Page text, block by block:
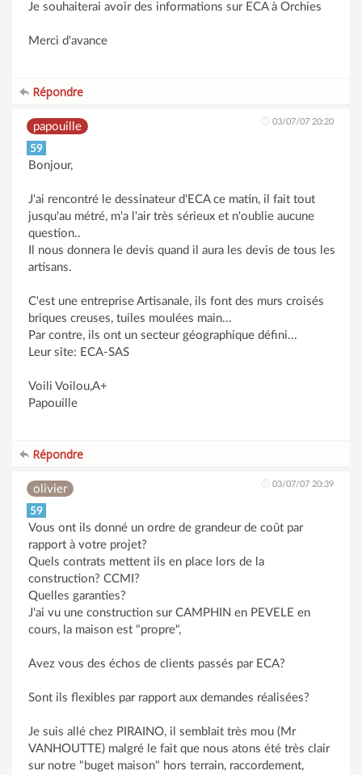
Je souhaiterai avoir des informations sur ECA à Orchies
Merci d'avance
Répondre
papouille 03/07/07 20:20
59
Bonjour,
J'ai rencontré le dessinateur d'ECA ce matin, il fait tout
jusqu'au métré, m'a l'air très sérieux et n'oublie aucune
question..
Il nous donnera le devis quand il aura les devis de tous les
artisans.
C'est une entreprise Artisanale, ils font des murs croisés
briques creuses, tuiles moulées main...
Par contre, ils ont un secteur géographique défini...
Leur sîte: ECA-SAS
Voili Voilou,A+
Papouille
Répondre
olivier 03/07/07 20:39
59
Vous ont ils donné un ordre de grandeur de coût par
rapport à votre projet?
Quels contrats mettent ils en place lors de la
construction? CCMI?
Quelles garanties?
J'ai vu une construction sur CAMPHIN en PEVELE en
cours, la maison est "propre",
Avez vous des échos de clients passés par ECA?
Sont ils flexibles par rapport aux demandes réalisées?
Je suis allé chez PIRAINO, il semblait très mou (Mr
VANHOUTTE) malgré le fait que nous atons été très clair
sur notre "buget maison" hors terrain, raccordement,